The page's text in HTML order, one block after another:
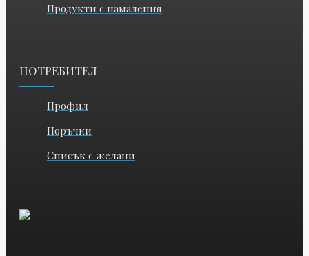
Продукти с намаления
ПОТРЕБИТЕЛ
Профил
Поръчки
Списък с желани